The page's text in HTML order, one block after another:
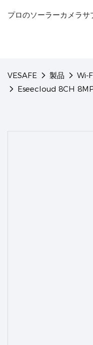
プロのソーラーカメラ
VESAFE 製品
Wi-
Eseecloud 8CH 8MP